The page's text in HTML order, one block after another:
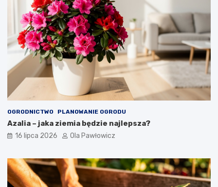
OGRODNICTWO PLANOWANIE OGRODU
Azalia – jaka ziemia będzie najlepsza?
16 lipca 2026 Ola Pawłowicz